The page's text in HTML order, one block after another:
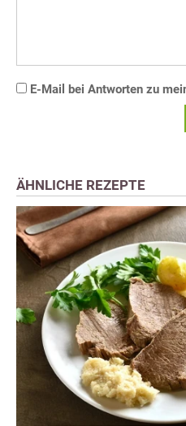
E-Mail bei Antworten zu
ÄHNLICHE REZEPTE